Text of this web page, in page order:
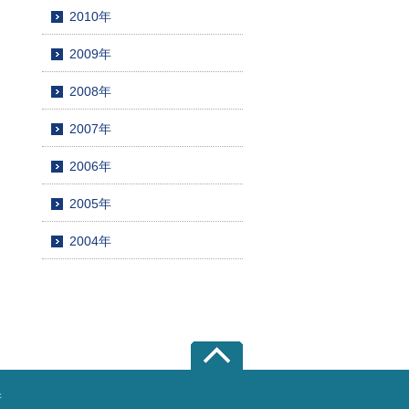
2010年
2009年
2008年
2007年
2006年
2005年
2004年